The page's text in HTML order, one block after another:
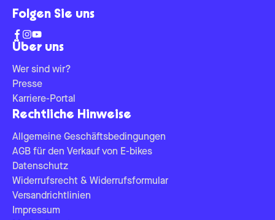
Über uns
Wer sind wir?
Presse
Karriere-Portal
Rechtliche Hinweise
Allgemeine Geschäftsbedingungen
AGB für den Verkauf von E-bikes
Datenschutz
Widerrufsrecht & Widerrufsformular
Versandrichtlinien
Impressum
Folgen Sie uns